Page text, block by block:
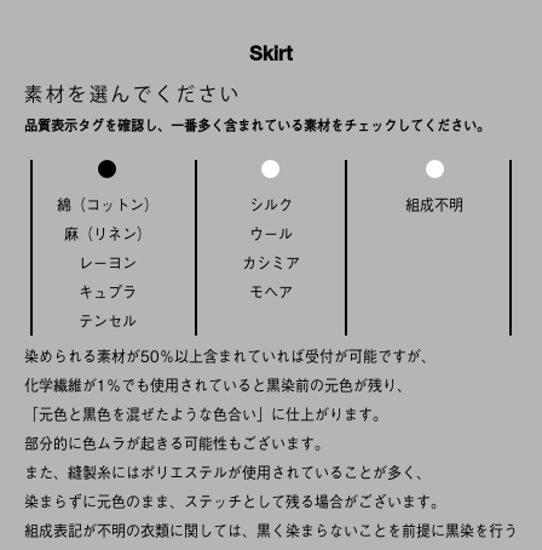
SHINKURO
Skirt
素材を選んでください
品質表示タグを確認し、一番多く含まれている素材をチェックしてください。
綿（コットン）
麻（リネン）
レーヨン
キュプラ
テンセル
シルク
ウール
カシミア
モヘア
組成不明
染められる素材が50％以上含まれていれば受付が可能ですが、
化学繊維が1％でも使用されていると黒染前の元色が残り、
「元色と黒色を混ぜたような色合い」に仕上がります。
部分的に色ムラが起きる可能性もございます。
また、縫製糸にはポリエステルが使用されていることが多く、
染まらずに元色のまま、ステッチとして残る場合がございます。
組成表記が不明の衣類に関しては、黒く染まらないことを前提に黒染を行う